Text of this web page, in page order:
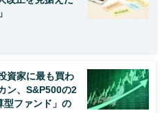
資家に最も買わ
ン、S&P500の2
型ファンド」の